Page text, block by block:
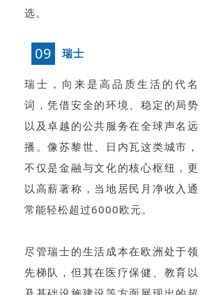
选。
09 瑞士
瑞士，向来是高品质生活的代名
词，凭借安全的环境、稳定的局势
以及卓越的公共服务在全球声名远
播。像苏黎世、日内瓦这类城市，
不仅是金融与文化的核心枢纽，更
以高薪著称，当地居民月净收入通
常能轻松超过6000欧元。
尽管瑞士的生活成本在欧洲处于领
先梯队，但其在医疗保健、教育以